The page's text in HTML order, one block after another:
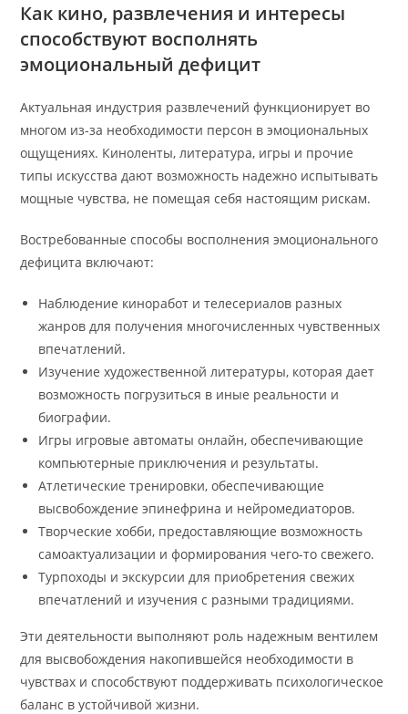
Как кино, развлечения и интересы
способствуют восполнять
эмоциональный дефицит
Актуальная индустрия развлечений функционирует во
многом из-за необходимости персон в эмоциональных
ощущениях. Киноленты, литература, игры и прочие
типы искусства дают возможность надежно испытывать
мощные чувства, не помещая себя настоящим рискам.
Востребованные способы восполнения эмоционального
дефицита включают:
Наблюдение киноработ и телесериалов разных
жанров для получения многочисленных чувственных
впечатлений.
Изучение художественной литературы, которая дает
возможность погрузиться в иные реальности и
биографии.
Игры игровые автоматы онлайн, обеспечивающие
компьютерные приключения и результаты.
Атлетические тренировки, обеспечивающие
высвобождение эпинефрина и нейромедиаторов.
Творческие хобби, предоставляющие возможность
самоактуализации и формирования чего-то свежего.
Турпоходы и экскурсии для приобретения свежих
впечатлений и изучения с разными традициями.
Эти деятельности выполняют роль надежным вентилем
для высвобождения накопившейся необходимости в
чувствах и способствуют поддерживать психологическое
баланс в устойчивой жизни.